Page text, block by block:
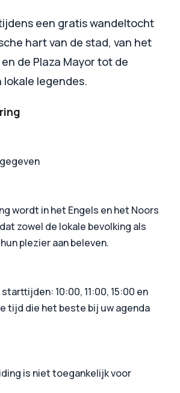
een gratis wandeltocht
hart van de stad, van het
de Plaza Mayor tot de
lokale legendes.
wordt in het Engels en het Noors
zowel de lokale bevolking als
plezier aan beleven.
10:00, 11:00, 15:00 en
tijd die het beste bij uw agenda
is niet toegankelijk voor